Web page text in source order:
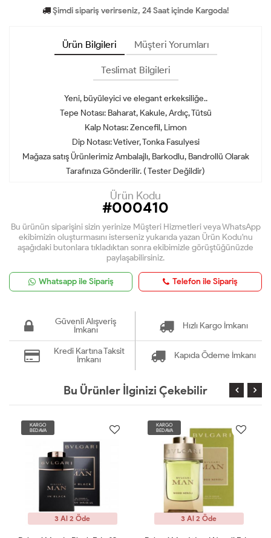
Şimdi sipariş verirseniz, 24 Saat içinde Kargoda!
Ürün Bilgileri Müşteri Yorumları
Teslimat Bilgileri
Yeni, büyüleyici ve elegant erkeksiliğe..
Tepe Notası: Baharat, Kakule, Ardıç, Tütsü
Kalp Notası: Zencefil, Limon
Dip Notası: Vetiver, Tonka Fasulyesi
Mağaza satış Ürünlerimiz Ambalajlı, Barkodlu, Bandrollü Olarak
Tarafınıza Gönderilir. ( Tester Değildir)
Ürün Kodu
#000410
Bu ürünün siparişini sizin yerinize Müşteri Hizmetleri veya WhatsApp
ekibimizin oluşturmasını isterseniz yukarıda yazan Ürün Kodu'nu
aşağıdaki butonlara tıkladıktan sonra ekibimizle görüştüğünüzde
paylaşabilirsiniz.
Whatsapp ile Sipariş Telefon ile Sipariş
Güvenli Alışveriş
İmkanı
Hızlı Kargo İmkanı
Kredi Kartına Taksit
İmkanı
Kapıda Ödeme İmkanı
Bu Ürünler İlginizi Çekebilir
KARGO
BEDAVA
3 Al 2 Öde
KARGO
BEDAVA
3 Al 2 Öde